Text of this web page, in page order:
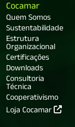
Cocamar
Quem Somos
Sustentabilidade
Estrutura
Organizacional
Certificações
Downloads
Consultoria
Técnica
Cooperativismo
Loja Cocamar